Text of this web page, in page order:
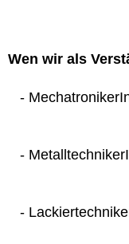
Wen wir als
-
-
-